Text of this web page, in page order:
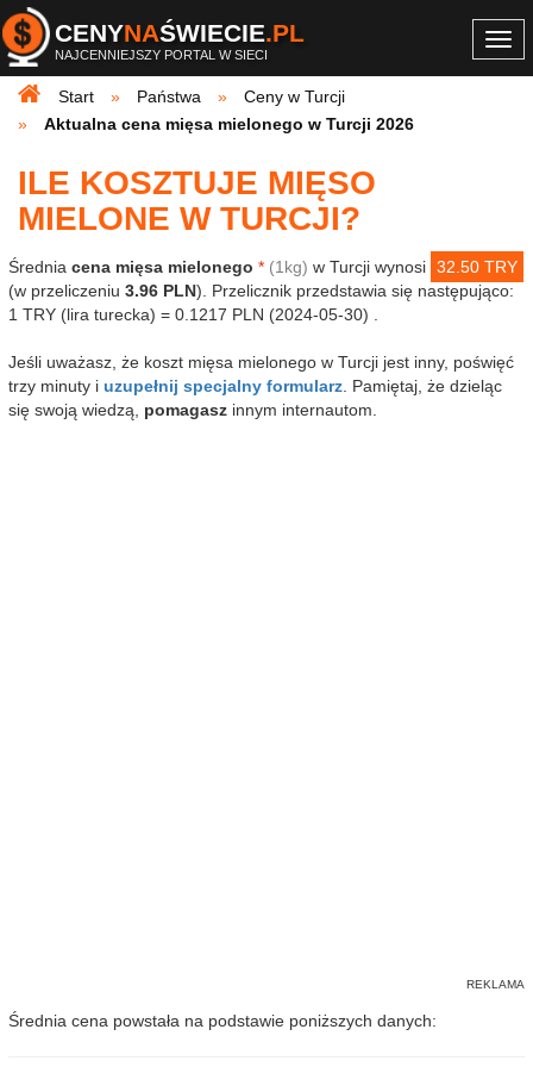
CENYNAŚWIECIE.PL
NAJCENNIEJSZY PORTAL W SIECI
Start
Państwa
Ceny w Turcji
Aktualna cena mięsa mielonego w Turcji 2026
ILE KOSZTUJE MIĘSO
MIELONE W TURCJI?
Średnia cena mięsa mielonego * (1kg) w Turcji wynosi 32.50 TRY
(w przeliczeniu 3.96 PLN). Przelicznik przedstawia się następująco:
1 TRY (lira turecka) = 0.1217 PLN (2024-05-30) .
Jeśli uważasz, że koszt mięsa mielonego w Turcji jest inny, poświęć
trzy minuty i uzupełnij specjalny formularz . Pamiętaj, że dzieląc
się swoją wiedzą, pomagasz innym internautom.
Średnia cena powstała na podstawie poniższych danych: